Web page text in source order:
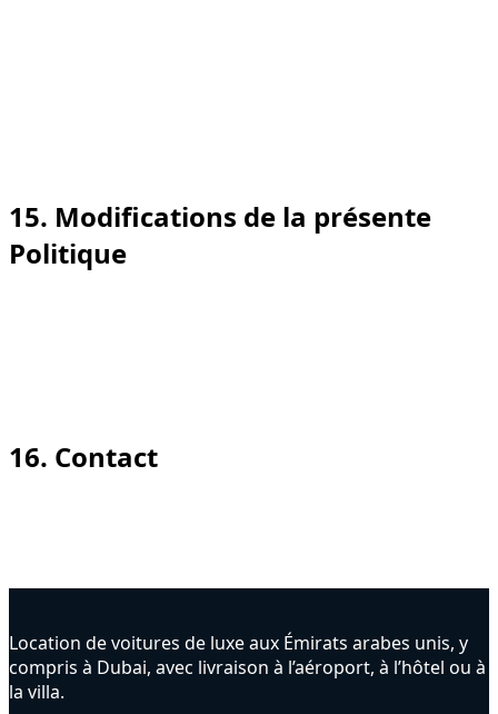
15. Modifications de la présente
Politique
16. Contact
Location de voitures de luxe aux Émirats arabes unis, y
compris à Dubai, avec livraison à l’aéroport, à l’hôtel ou à
la villa.